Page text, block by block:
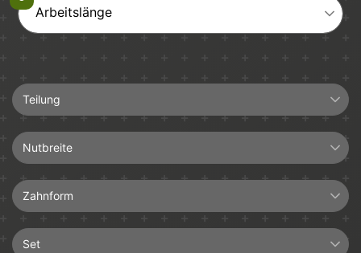
Arbeitslänge
Teilung
3/8"LP
Nutbreite
1,6mm
Zahnform
Set